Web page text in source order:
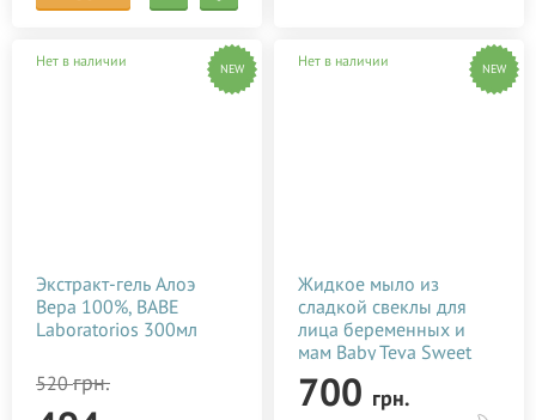
Нет в наличии NEW
Экстракт-гель Алоэ
Вера 100%, BABE
Laboratorios 300мл
520грн.
Нет в наличии NEW
Жидкое мыло из
сладкой свеклы для
лица беременных и
мам Baby Teva Sweet
Soap 180 мл
700 грн.